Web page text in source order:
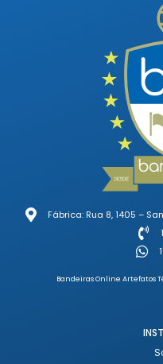
Fábrica: Rua 8, 1405 –
Bandeiras Online Artefatos